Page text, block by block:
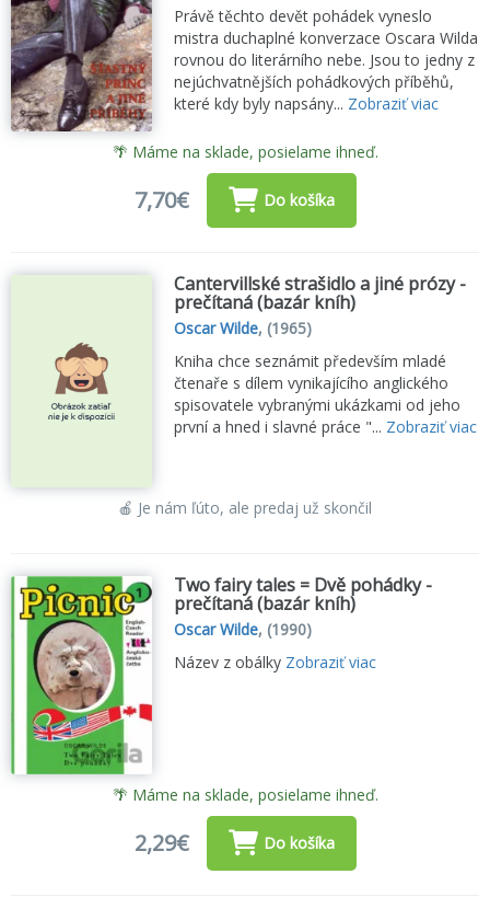
Právě těchto devět pohádek vyneslo
mistra duchaplné konverzace Oscara Wilda
rovnou do literárního nebe. Jsou to jedny z
nejúchvatnějších pohádkových příběhů,
které kdy byly napsány... Zobraziť viac
🌴 Máme na sklade, posielame ihneď.
7,70€ Do košíka
Cantervillské strašidlo a jiné prózy -
prečítaná (bazár kníh)
Oscar Wilde, (1965)
Kniha chce seznámit především mladé
čtenaře s dílem vynikajícího anglického
spisovatele vybranými ukázkami od jeho
první a hned i slavné práce "... Zobraziť viac
🍎 Je nám ľúto, ale predaj už skončil
Two fairy tales = Dvě pohádky -
prečítaná (bazár kníh)
Oscar Wilde, (1990)
Název z obálky Zobraziť viac
🌴 Máme na sklade, posielame ihneď.
2,29€ Do košíka